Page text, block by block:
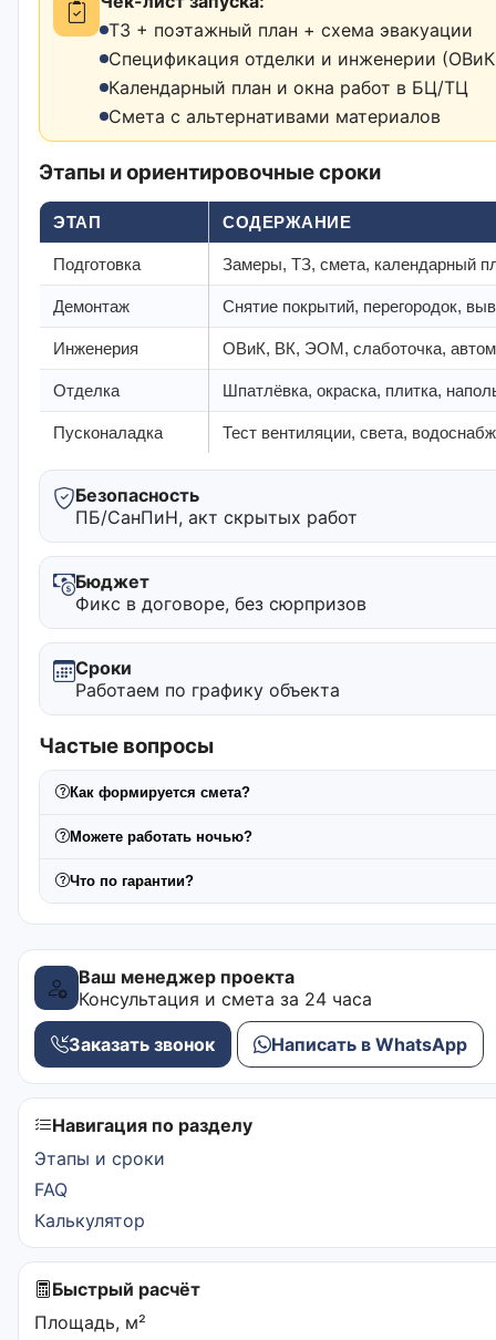
ТЗ + поэтажный план + схема эвакуации
Спецификация отделки и инженерии
Календарный план и окна работ в БЦ/ТЦ
Смета с альтернативами материалов
Этапы и ориентировочные сроки
ЭТАП СОДЕРЖАНИЕ
Подготовка Замеры, ТЗ, смета, календарный
Демонтаж Снятие покрытий, перегородок,
Инженерия ОВиК, ВК, ЭОМ, слаботочка,
Отделка Шпатлёвка, окраска, плитка,
Пусконаладка Тест вентиляции, света,
Безопасность
ПБ/СанПиН, акт скрытых работ
Бюджет
Фикс в договоре, без сюрпризов
Сроки
Работаем по графику объекта
Частые вопросы
Как формируется смета?
Можете работать ночью?
Что по гарантии?
Ваш менеджер проекта
Консультация и смета за 24 часа
Заказать звонок Написать в WhatsApp
Навигация по разделу
Этапы и сроки
FAQ
Калькулятор
Быстрый расчёт
Площадь, м²